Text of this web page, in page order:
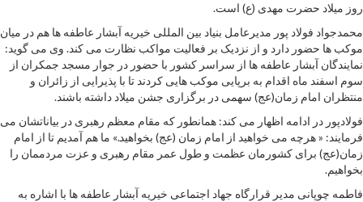
روز میلاد حضرت مهدی (ع) است.
محمدجواد فولاد پور مدیرعامل بنیاد بین المللی خیریه آبشار عاطفه ها هم در میان
موکب ها حضور دارد و از نزدیک بر فعالیت مواکب نظارت می کند. وی می گوید:
نمایندگان آبشار عاطفه ها از سراسر کشور با حضور در جوار مسجد جمکران از
سوم اسفند ماه اقدام به برپایی موکب هایی کردند تا با پذیرایی از زائران و
منتظران امام زمان(عج) سهمی در برگزاری جشن میلاد داشته باشند.
فولادپور در ادامه اظهار می کند: همانطور که مقام معظم رهبری در بیاناتشان می
فرمایند: « هرچه می خواهید از امام زمان (عج) بخواهید.» ما هم آمدیم تا از امام
زمان(عج) برای کشورمان عظمت و طول عمر مقام رهبری و عزت مردممان را
بخواهیم.
فاطمه چوپانی مدیر قرارگاه جهاد اجتماعی خیریه آبشار عاطفه ها با اشاره به